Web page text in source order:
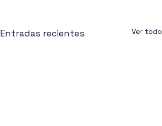
Entradas recientes Ver todo